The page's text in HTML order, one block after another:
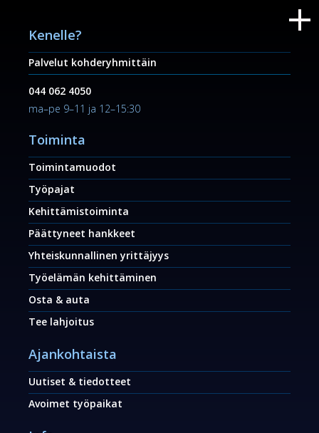
Kenelle?
Palvelut kohderyhmittäin
044 062 4050
ma–pe 9–11 ja 12–15:30
Toiminta
Toimintamuodot
Työpajat
Kehittämistoiminta
Päättyneet hankkeet
Yhteiskunnallinen yrittäjyys
Työelämän kehittäminen
Osta & auta
Tee lahjoitus
Ajankohtaista
Uutiset & tiedotteet
Avoimet työpaikat